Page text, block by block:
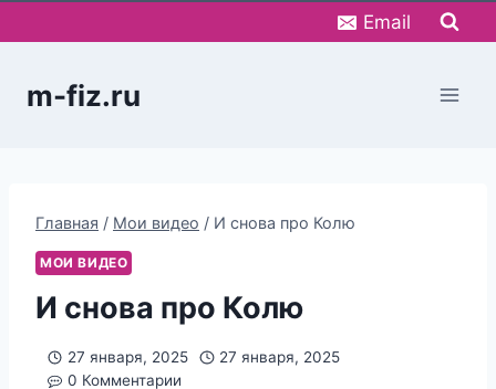
к
Email
m-fiz.ru
Главная / Мои видео / И снова про Колю
МОИ ВИДЕО
И снова про Колю
27 января, 2025
27 января, 2025
0 Комментарии